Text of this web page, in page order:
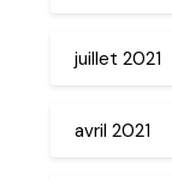
juillet 2021
avril 2021